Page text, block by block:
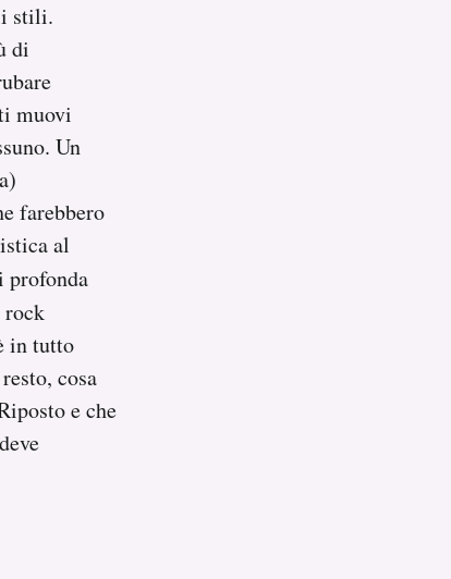
stili.
di
muovi
Un
farebbero
al
profonda
rock
in tutto
cosa
e che